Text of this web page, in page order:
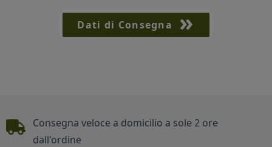
Dati di Consegna
Piè di pagina
Consegna veloce a domicilio a sole 2 ore
dall'ordine